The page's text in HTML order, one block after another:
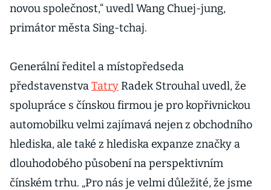
novou společnost,“ uvedl Wang Chuej-jung,
primátor města Sing-tchaj.
Generální ředitel a místopředseda
představenstvaTatryRadek Strouhal uvedl, že
spolupráce s čínskou firmou je pro kopřivnickou
automobilku velmi zajímavá nejen z obchodního
hlediska, ale také z hlediska expanze značky a
dlouhodobého působení na perspektivním
čínském trhu. „Pro nás je velmi důležité, že jsme